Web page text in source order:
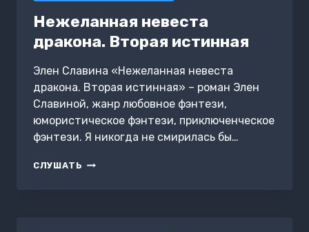
Нежеланная невеста
дракона. Вторая истинная
Элен Славина «Нежеланная невеста
дракона. Вторая истинная» – роман Элен
Славиной, жанр любовное фэнтези,
юмористическое фэнтези, приключенческое
фэнтези. Я никогда не смирилась бы…
СЛУШАТЬ НЕЖЕЛАННАЯ